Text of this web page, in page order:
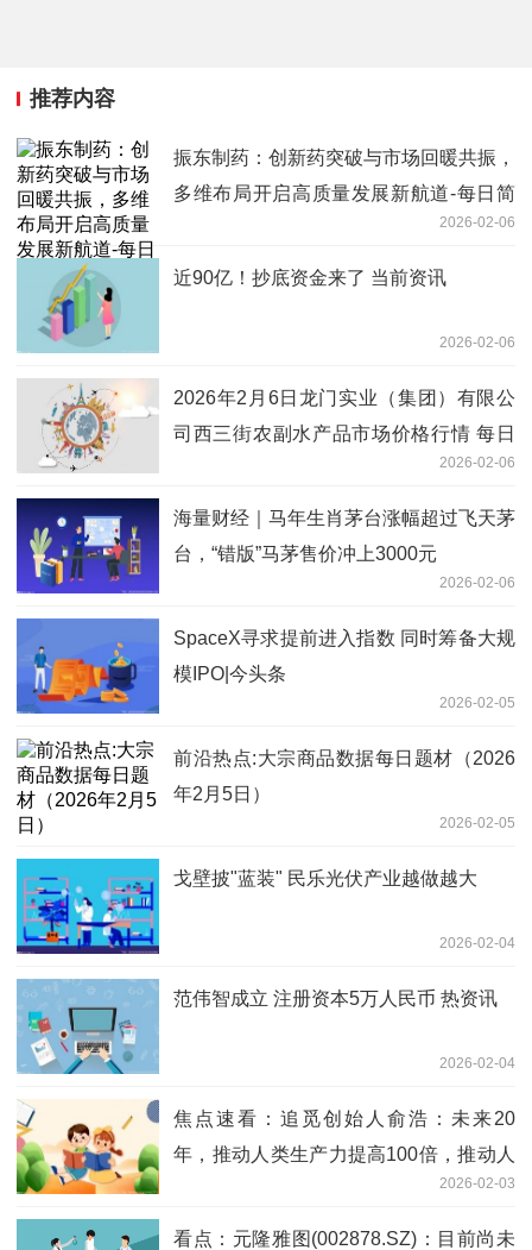
推荐内容
振东制药：创新药突破与市场回暖共振，
多维布局开启高质量发展新航道-每日简
2026-02-06
近90亿！抄底资金来了 当前资讯
2026-02-06
2026年2月6日龙门实业（集团）有限公
司西三街农副水产品市场价格行情 每日
2026-02-06
海量财经｜马年生肖茅台涨幅超过飞天茅
台，“错版”马茅售价冲上3000元
2026-02-06
SpaceX寻求提前进入指数 同时筹备大规
模IPO|今头条
2026-02-05
前沿热点:大宗商品数据每日题材（2026
年2月5日）​
2026-02-05
戈壁披"蓝装" 民乐光伏产业越做越大
2026-02-04
范伟智成立 注册资本5万人民币 热资讯
2026-02-04
焦点速看：追觅创始人俞浩：未来20
年，推动人类生产力提高100倍，推动人
2026-02-03
看点：元隆雅图(002878.SZ)：目前尚未